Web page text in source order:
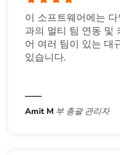
이 소프트웨어에는
과의 멀티 팀 연동 및
어 여러 팀이 있는 대
있습니다.
Amit M 부 총괄 관리자